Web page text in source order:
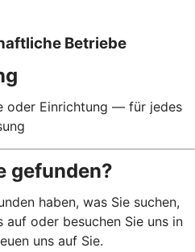
Betriebe
oder Einrichtung — für jedes
gefunden?
haben, was Sie suchen,
auf oder besuchen Sie uns in
uns auf Sie.